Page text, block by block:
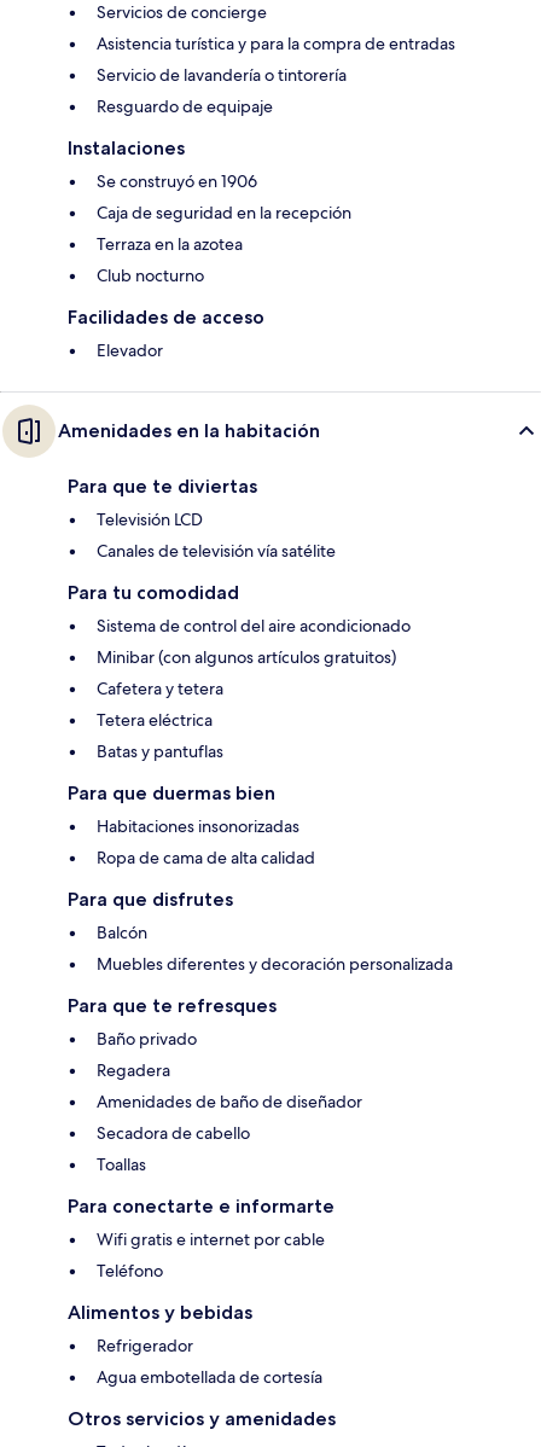
Servicios de concierge
Asistencia turística y para la compra de entradas
Servicio de lavandería o tintorería
Resguardo de equipaje
Instalaciones
Se construyó en 1906
Caja de seguridad en la recepción
Terraza en la azotea
Club nocturno
Facilidades de acceso
Elevador
Amenidades en la habitación
Para que te diviertas
Televisión LCD
Canales de televisión vía satélite
Para tu comodidad
Sistema de control del aire acondicionado
Minibar (con algunos artículos gratuitos)
Cafetera y tetera
Tetera eléctrica
Batas y pantuflas
Para que duermas bien
Habitaciones insonorizadas
Ropa de cama de alta calidad
Para que disfrutes
Balcón
Muebles diferentes y decoración personalizada
Para que te refresques
Baño privado
Regadera
Amenidades de baño de diseñador
Secadora de cabello
Toallas
Para conectarte e informarte
Wifi gratis e internet por cable
Teléfono
Alimentos y bebidas
Refrigerador
Agua embotellada de cortesía
Otros servicios y amenidades